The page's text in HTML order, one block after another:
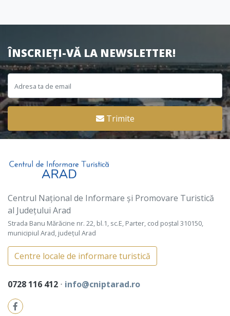
ÎNSCRIEȚI-VĂ LA NEWSLETTER!
Trimite
Centrul Național de Informare și Promovare Turistică
al Județului Arad
Strada Banu Mărăcine nr. 22, bl.1, sc.E, Parter, cod poștal 310150,
municipiul Arad, județul Arad
Centre locale de informare turistică
0728 116 412 ⋅ info@cniptarad.ro